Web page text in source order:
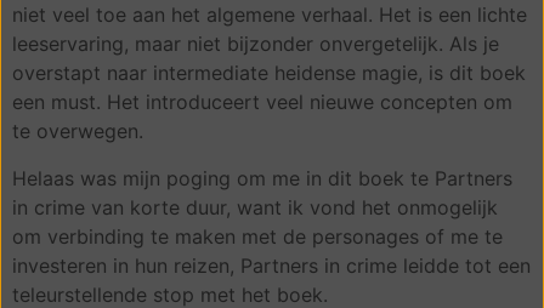
niet veel toe aan het algemene verhaal. Het is een lichte
leeservaring, maar niet bijzonder onvergetelijk. Als je
overstapt naar intermediate heidense magie, is dit boek
een must. Het introduceert veel nieuwe concepten om
te overwegen.
Helaas was mijn poging om me in dit boek te Partners
in crime van korte duur, want ik vond het onmogelijk
om verbinding te maken met de personages of me te
investeren in hun reizen, Partners in crime leidde tot een
teleurstellende stop met het boek.